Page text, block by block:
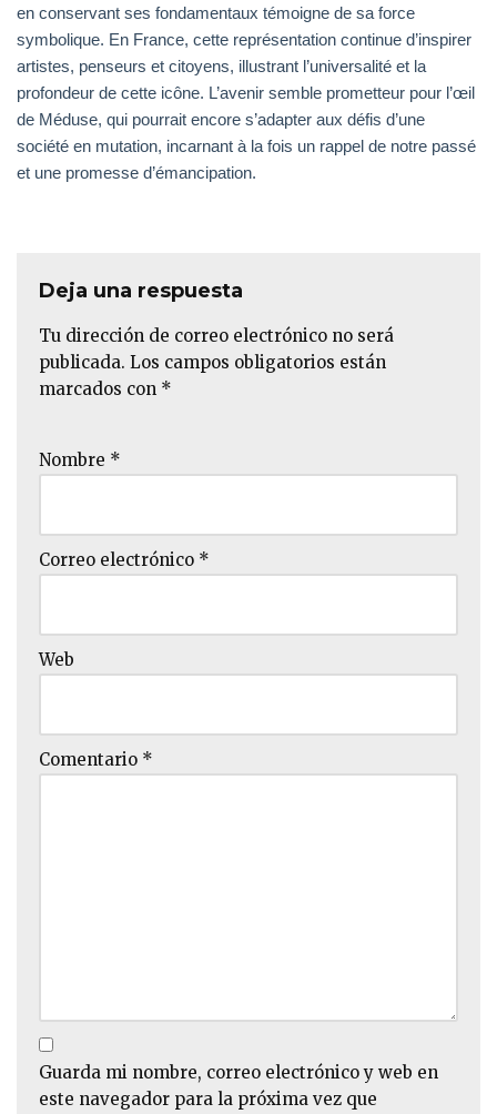
en conservant ses fondamentaux témoigne de sa force
symbolique. En France, cette représentation continue d’inspirer
artistes, penseurs et citoyens, illustrant l’universalité et la
profondeur de cette icône. L’avenir semble prometteur pour l’œil
de Méduse, qui pourrait encore s’adapter aux défis d’une
société en mutation, incarnant à la fois un rappel de notre passé
et une promesse d’émancipation.
Deja una respuesta
Tu dirección de correo electrónico no será
publicada. Los campos obligatorios están
marcados con *
Nombre *
Correo electrónico *
Web
Comentario *
Guarda mi nombre, correo electrónico y web en
este navegador para la próxima vez que